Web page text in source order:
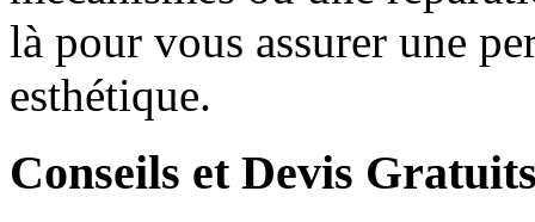
là pour vous assurer une
esthétique.
Conseils et Devis